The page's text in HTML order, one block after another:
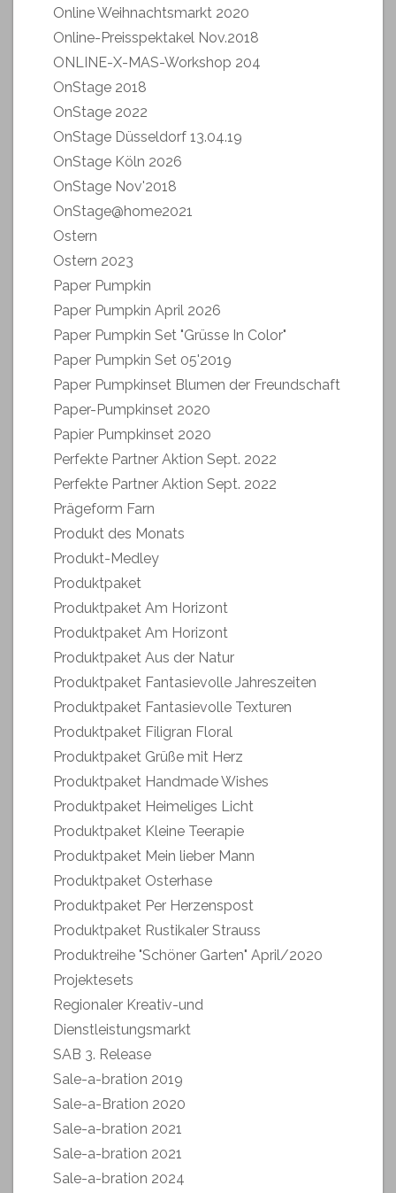
Online Weihnachtsmarkt 2020
Online-Preisspektakel Nov.2018
ONLINE-X-MAS-Workshop 204
OnStage 2018
OnStage 2022
OnStage Düsseldorf 13.04.19
OnStage Köln 2026
OnStage Nov'2018
OnStage@home2021
Ostern
Ostern 2023
Paper Pumpkin
Paper Pumpkin April 2026
Paper Pumpkin Set "Grüsse In Color"
Paper Pumpkin Set 05'2019
Paper Pumpkinset Blumen der Freundschaft
Paper-Pumpkinset 2020
Papier Pumpkinset 2020
Perfekte Partner Aktion Sept. 2022
Perfekte Partner Aktion Sept. 2022
Prägeform Farn
Produkt des Monats
Produkt-Medley
Produktpaket
Produktpaket Am Horizont
Produktpaket Am Horizont
Produktpaket Aus der Natur
Produktpaket Fantasievolle Jahreszeiten
Produktpaket Fantasievolle Texturen
Produktpaket Filigran Floral
Produktpaket Grüße mit Herz
Produktpaket Handmade Wishes
Produktpaket Heimeliges Licht
Produktpaket Kleine Teerapie
Produktpaket Mein lieber Mann
Produktpaket Osterhase
Produktpaket Per Herzenspost
Produktpaket Rustikaler Strauss
Produktreihe "Schöner Garten" April/2020
Projektesets
Regionaler Kreativ-und
Dienstleistungsmarkt
SAB 3. Release
Sale-a-bration 2019
Sale-a-Bration 2020
Sale-a-bration 2021
Sale-a-bration 2021
Sale-a-bration 2024